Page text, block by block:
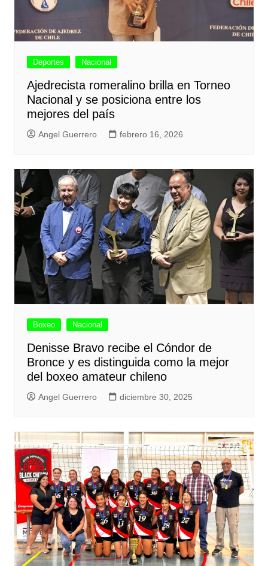
Deportes Nacional
Ajedrecista romeralino brilla en Torneo
Nacional y se posiciona entre los
mejores del país
Angel Guerrero febrero 16, 2026
Boxeo Nacional
Denisse Bravo recibe el Cóndor de
Bronce y es distinguida como la mejor
del boxeo amateur chileno
Angel Guerrero diciembre 30, 2025